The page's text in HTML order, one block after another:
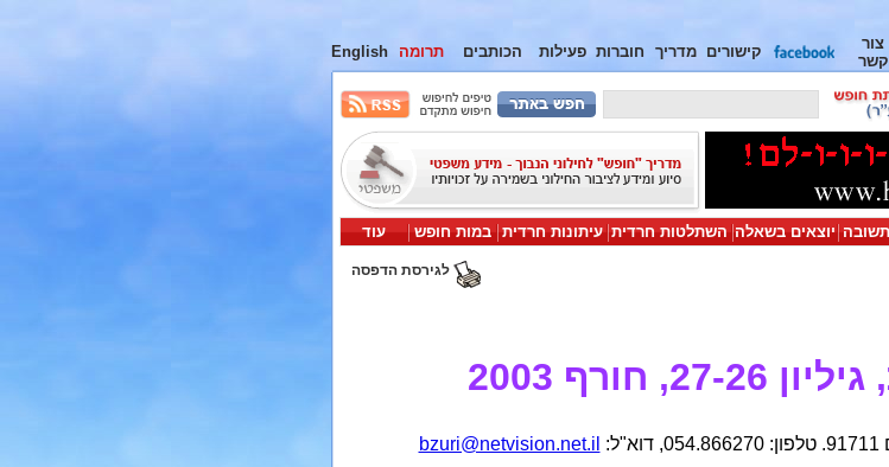
צור
קשר
קישורים מדריך חוברות פעילות הכותבים תרומה English
יוצאים בשאלה השתלטות חרדית עיתונות חרדית במות חופש עוד
לגירסת הדפסה
חורף 2003
bzuri@netvision.net.il